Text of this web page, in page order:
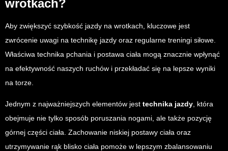
wrotkach?
Aby zwiększyć szybkość jazdy na wrotkach, kluczowe jest
zwrócenie uwagi na technikę jazdy oraz regularne treningi siłowe.
Właściwa technika pchania i postawa ciała mogą znacznie wpłynąć
na efektywność naszych ruchów i przekładać się na lepsze wyniki
na torze.
Jednym z najważniejszych elementów jest technika jazdy , która
obejmuje nie tylko sposób poruszania nogami, ale także pozycję
górnej części ciała. Zachowanie niskiej postawy ciała oraz
utrzymywanie rąk blisko ciała pomoże w lepszym zbalansowaniu